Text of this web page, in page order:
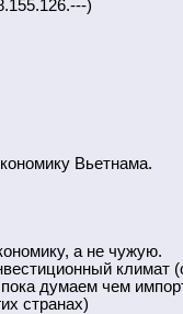
)
Вьетнама.
а не чужую.
климат
думаем чем
странах)